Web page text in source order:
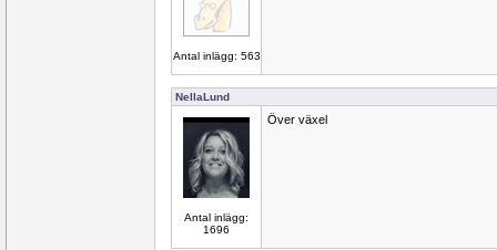
Antal inlägg: 563
NellaLund
Antal inlägg:
1696
Över växel